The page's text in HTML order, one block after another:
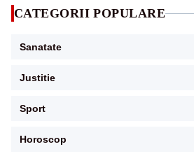
CATEGORII POPULARE
Sanatate
Justitie
Sport
Horoscop